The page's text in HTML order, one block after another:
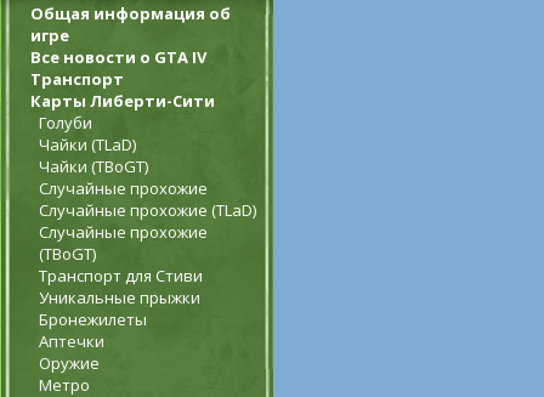
Общая информация об
игре
Все новости о GTA IV
Транспорт
Карты Либерти-Сити
Голуби
Чайки (TLaD)
Чайки (TBoGT)
Случайные прохожие
Случайные прохожие (TLaD)
Случайные прохожие
(TBoGT)
Транспорт для Стиви
Уникальные прыжки
Бронежилеты
Аптечки
Оружие
Метро